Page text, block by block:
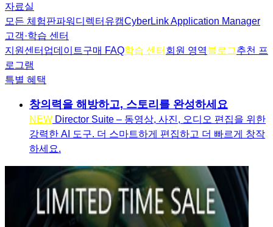
자료실
모든 체험판파워디렉터 유캠CyberLink Application Manager
고객·학습 센터
지원센터 업데이트구매 FAQ학습 센터 회원 영역블로그추천 프
로그램
특별 혜택
창의력을 해방하고, 스토리를 완성하세요
NEW Director Suite – 동영상, 사진, 오디오 편집을 위한
강력한 AI 도구. 더 스마트하게 편집하고 더 빠르게 창작
하세요.